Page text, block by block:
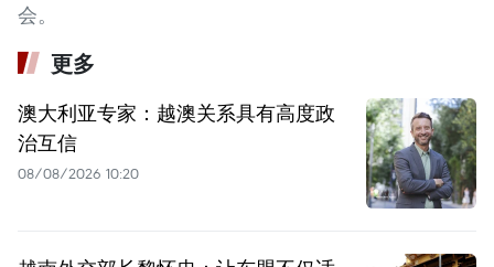
会。
更多
澳大利亚专家：越澳关系具有高度政
治互信
08/08/2026 10:20